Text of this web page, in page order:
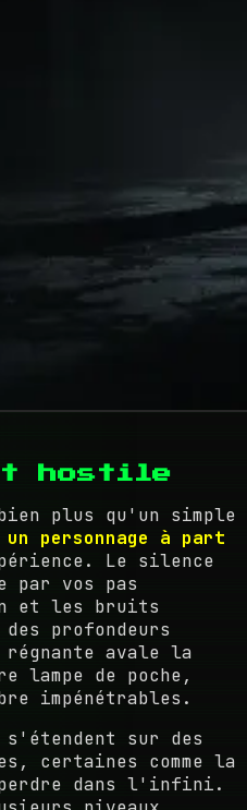
hostile
plus qu'un simple
un personnage à part
Le silence
par vos pas
et les bruits
profondeurs
avale la
lampe de poche,
impénétrables.
s'étendent sur des
certaines comme la
perdre dans l'infini.